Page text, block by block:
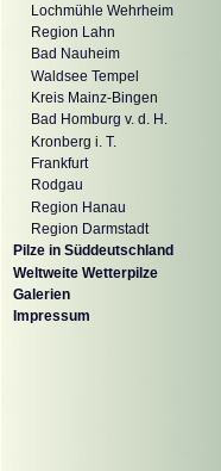
Lochmühle Wehrheim
Region Lahn
Bad Nauheim
Waldsee Tempel
Kreis Mainz-Bingen
Bad Homburg v. d. H.
Kronberg i. T.
Frankfurt
Rodgau
Region Hanau
Region Darmstadt
Pilze in Süddeutschland
Weltweite Wetterpilze
Galerien
Impressum